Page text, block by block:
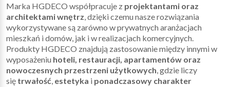
Marka HGDECO współpracuje z projektantami oraz
architektami wnętrz, dzięki czemu nasze rozwiązania
wykorzystywane są zarówno w prywatnych aranżacjach
mieszkań i domów, jak i w realizacjach komercyjnych.
Produkty HGDECO znajdują zastosowanie między innymi w
wyposażeniu hoteli, restauracji, apartamentów oraz
nowoczesnych przestrzeni użytkowych, gdzie liczy
się trwałość, estetyka i ponadczasowy charakter